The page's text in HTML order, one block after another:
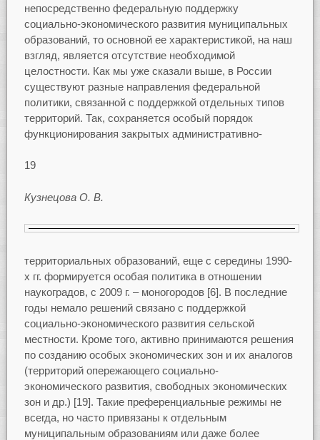
непосредственно федеральную поддержку
социально-экономического развития муниципальных
образований, то основной ее характеристикой, на наш
взгляд, является отсутствие необходимой
целостности. Как мы уже сказали выше, в России
существуют разные направления федеральной
политики, связанной с поддержкой отдельных типов
территорий. Так, сохраняется особый порядок
функционирования закрытых административно-
19
Кузнецова О. В.
территориальных образований, еще с середины 1990-
х гг. формируется особая политика в отношении
наукоградов, с 2009 г. – моногородов [6]. В последние
годы немало решений связано с поддержкой
социально-экономического развития сельской
местности. Кроме того, активно принимаются решения
по созданию особых экономических зон и их аналогов
(территорий опережающего социально-
экономического развития, свободных экономических
зон и др.) [19]. Такие преференциальные режимы не
всегда, но часто привязаны к отдельным
муниципальным образованиям или даже более